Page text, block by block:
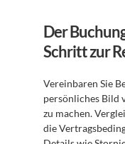
Der
Schritt zur
Vereinbaren Sie
persönliches Bild
zu machen.
die